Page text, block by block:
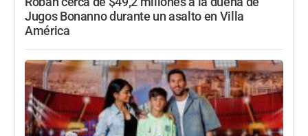
Jugos Bonanno durante un asalto en Villa
América